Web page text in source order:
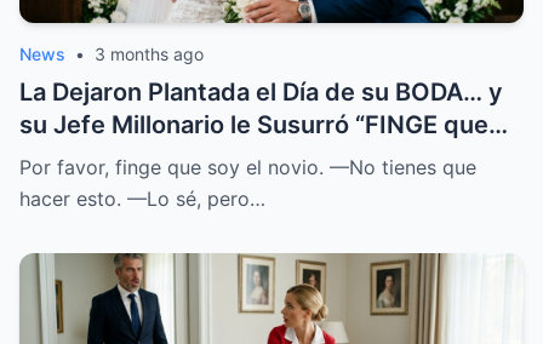
News • 3 months ago
La Dejaron Plantada el Día de su BODA… y
su Jefe Millonario le Susurró “FINGE que
SOY el NOVIO”
Por favor, finge que soy el novio. —No tienes que
hacer esto. —Lo sé, pero…